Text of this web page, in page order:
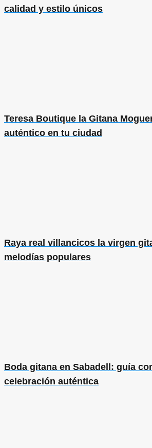
calidad y estilo únicos
Teresa Boutique la Gitana
auténtico en tu ciudad
Raya real villancicos la virgen
melodías populares
Boda gitana en Sabadell: guía
celebración auténtica